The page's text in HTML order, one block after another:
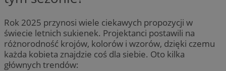
Rok 2025 przynosi wiele ciekawych propozycji w
świecie letnich sukienek. Projektanci postawili na
różnorodność krojów, kolorów i wzorów, dzięki czemu
każda kobieta znajdzie coś dla siebie. Oto kilka
głównych trendów: